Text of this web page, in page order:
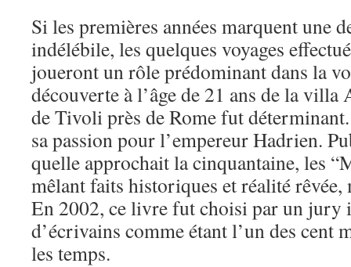
Si les premières années marquent une
indélébile, les quelques voyages
joueront un rôle prédominant dans la
découverte à l’âge de 21 ans de la villa
de Tivoli près de Rome fut
sa passion pour l’empereur Hadrien.
quelle approchait la cinquantaine, les
mêlant faits historiques et réalité
En 2002, ce livre fut choisi par un jury
d’écrivains comme étant l’un des cent
les temps.